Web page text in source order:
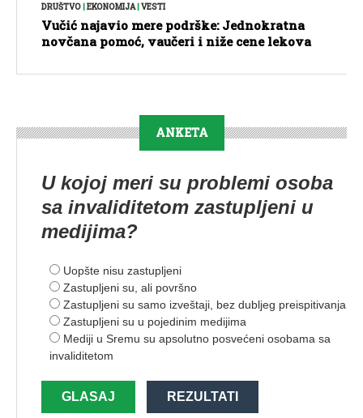
DRUŠTVO|EKONOMIJA|VESTI
Vučić najavio mere podrške: Jednokratna
novčana pomoć, vaučeri i niže cene lekova
ANKETA
U kojoj meri su problemi osoba
sa invaliditetom zastupljeni u
medijima?
Uopšte nisu zastupljeni
Zastupljeni su, ali površno
Zastupljeni su samo izveštaji, bez dubljeg preispitivanja
Zastupljeni su u pojedinim medijima
Mediji u Sremu su apsolutno posvećeni osobama sa
invaliditetom
GLASAJ REZULTATI